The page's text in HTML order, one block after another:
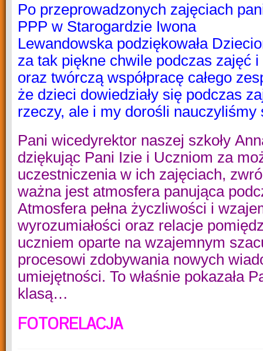
Po przeprowadzonych zajęciach
PPP w Starogardzie Iwona
Lewandowska podziękowała
za tak piękne chwile podczas zajęć i
oraz twórczą współpracę całego
że dzieci dowiedziały się podczas
rzeczy, ale i my dorośli nauczyliśmy
Pani wicedyrektor naszej szkoły
dziękując Pani Izie i Uczniom za
uczestniczenia w ich zajęciach,
ważna jest atmosfera panująca
Atmosfera pełna życzliwości i
wyrozumiałości oraz relacje
uczniem oparte na wzajemnym
procesowi zdobywania nowych
umiejętności. To właśnie pokazała
klasą…
FOTORELACJA